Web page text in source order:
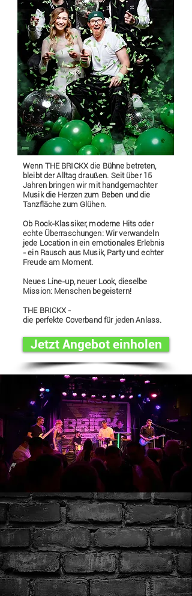
Wenn THE BRICKX die Bühne betreten,
bleibt der Alltag draußen. Seit über 15
Jahren bringen wir mit handgemachter
Musik die Herzen zum Beben und die
Tanzfläche zum Glühen.
Ob Rock-Klassiker, moderne Hits oder
echte Überraschungen: Wir verwandeln
jede Location in ein emotionales Erlebnis
- ein Rausch aus Musik, Party und echter
Freude am Moment.
Neues Line-up, neuer Look, dieselbe
Mission: Menschen begeistern!
THE BRICKX -
die perfekte Coverband für jeden Anlass.
Jetzt Angebot einholen